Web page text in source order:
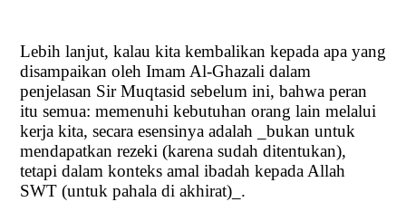
Lebih lanjut, kalau kita kembalikan kepada apa yang
disampaikan oleh Imam Al-Ghazali dalam
penjelasan Sir Muqtasid sebelum ini, bahwa peran
itu semua: memenuhi kebutuhan orang lain melalui
kerja kita, secara esensinya adalah _bukan untuk
mendapatkan rezeki (karena sudah ditentukan),
tetapi dalam konteks amal ibadah kepada Allah
SWT (untuk pahala di akhirat)_.